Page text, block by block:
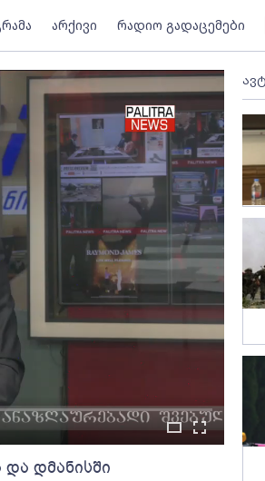
არქივი რადიო გადაცემები
და დმანისში